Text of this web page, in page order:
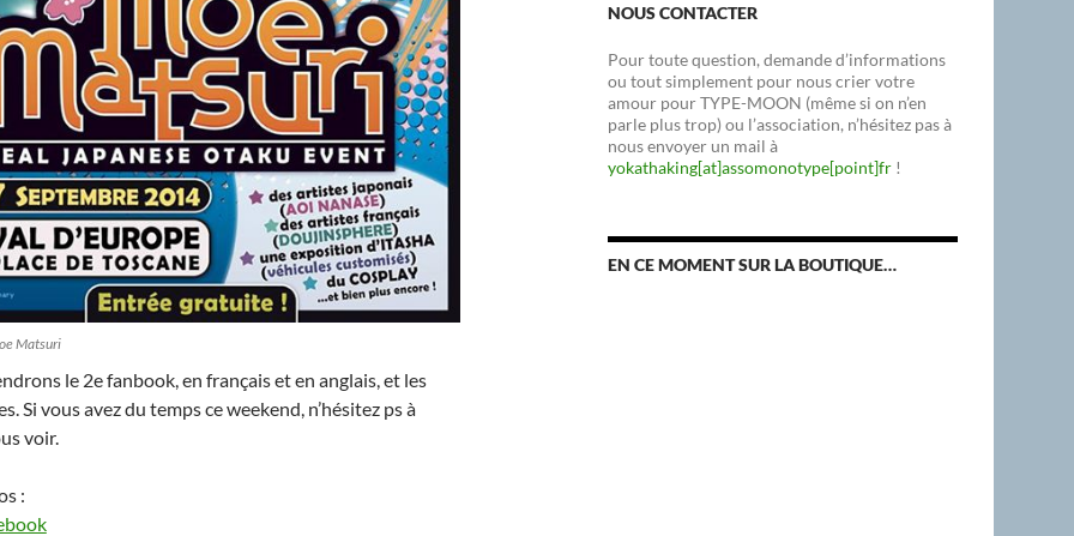
Matsuri
le 2e fanbook, en français et en anglais, et les
Si vous avez du temps ce weekend, n’hésitez ps à
voir.
:
NOUS CONTACTER
Pour toute question, demande d’informations
ou tout simplement pour nous crier votre
amour pour TYPE-MOON (même si on n’en
parle plus trop) ou l’association, n’hésitez pas à
nous envoyer un mail à
yokathaking[at]assomonotype[point]fr !
EN CE MOMENT SUR LA BOUTIQUE…